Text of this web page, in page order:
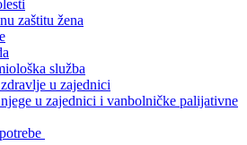
zaštitu žena
služba
u zajednici
u zajednici i vanbolničke palijativne